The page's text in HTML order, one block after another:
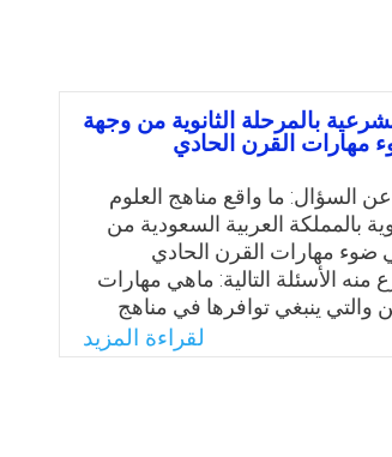
بالمرحلة الثانوية من وجهة
مهارات القرن الحادي
السؤال: ما واقع مناهج العلوم
بالمملكة العربية السعودية من
ضوء مهارات القرن الحادي
الأسئلة التالية: ماهي مهارات
والتي ينبغي توافرها في مناهج
تنميتها؟ وما هو واقع
الحادي والعشرين بمناهج
لقراءة المزيد